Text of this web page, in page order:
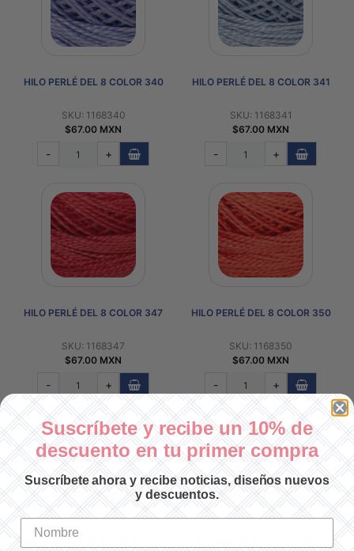
HILO PERLÉ DEL 8 COLOR 340
SKU: 1168340
$67.00 MXN
- +
HILO PERLÉ DEL 8 COLOR 341
SKU: 1168341
$67.00 MXN
- +
HILO PERLÉ DEL 8 COLOR 347
SKU: 1168347
$67.00 MXN
- +
HILO PERLÉ DEL 8 COLOR 350
SKU: 1168350
$67.00 MXN
- +
Suscríbete y recibe un 10% de
descuento en tu primer compra
Suscríbete ahora y recibe noticias, diseños nuevos
y descuentos.